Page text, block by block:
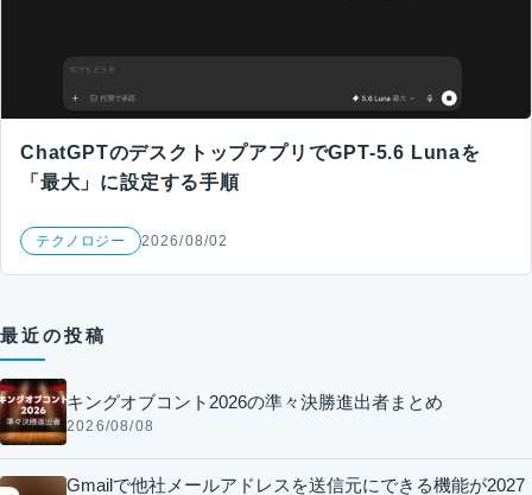
ChatGPTのデスクトップアプリでGPT-5.6 Lunaを
「最大」に設定する手順
テクノロジー 2026/08/02
最近の投稿
キングオブコント2026の準々決勝進出者まとめ
2026/08/08
Gmailで他社メールアドレスを送信元にできる機能が2027